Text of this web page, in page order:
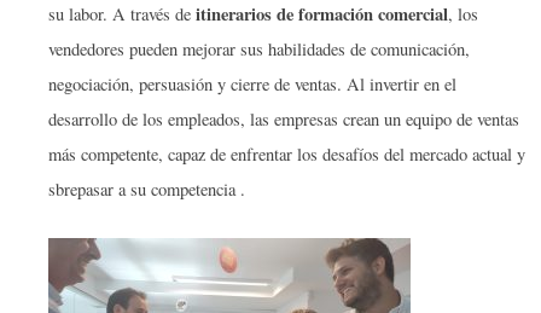
su labor. A través de itinerarios de formación comercial, los
vendedores pueden mejorar sus habilidades de comunicación,
negociación, persuasión y cierre de ventas. Al invertir en el
desarrollo de los empleados, las empresas crean un equipo de ventas
más competente, capaz de enfrentar los desafíos del mercado actual y
sbrepasar a su competencia .